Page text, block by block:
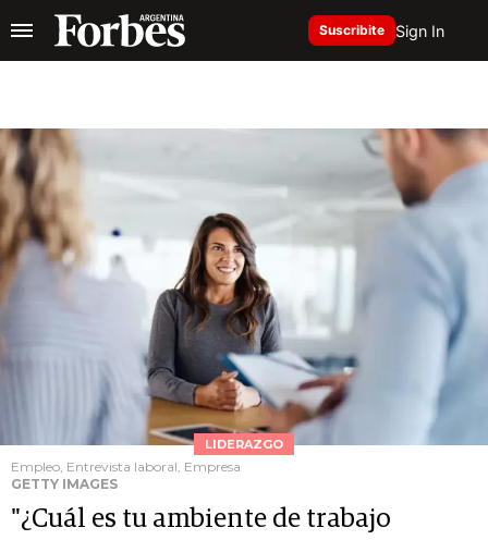
Suscribite Sign In
LIDERAZGO
Empleo, Entrevista laboral, Empresa
GETTY IMAGES
"¿Cuál es tu ambiente de trabajo